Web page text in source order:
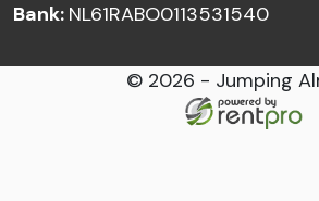
Bank: NL61RABO0113531540
© 2026 - Jumping